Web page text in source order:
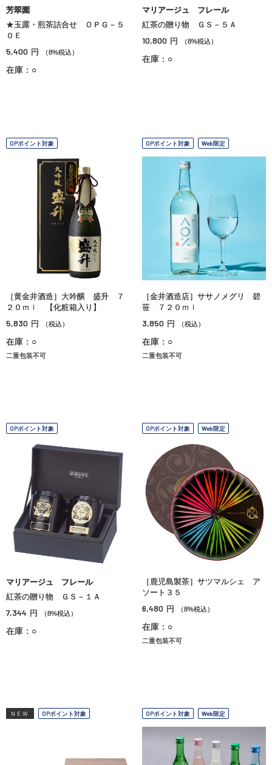
芳翠園
★玉露・煎茶詰合せ ＯＰＧ－５
０Ｅ
5,400 円 （8%税込）
在庫：○
マリアージュ フレール
紅茶の贈り物 ＧＳ－５Ａ
10,800 円 （8%税込）
在庫：○
OPポイント対象
［黄金井酒造］大吟醸 盛升 ７
２０ｍｌ 【化粧箱入り】
5,830 円 （税込）
在庫：○
二重包装不可
OPポイント対象 Web限定
［金井酒造店］ササノメグリ 碧
笹 ７２０ｍｌ
3,850 円 （税込）
在庫：○
二重包装不可
OPポイント対象
マリアージュ フレール
紅茶の贈り物 ＧＳ－１Ａ
7,344 円 （8%税込）
在庫：○
OPポイント対象 Web限定
［鹿児島製茶］サツマルシェ ア
ソート３５
6,480 円 （8%税込）
在庫：○
二重包装不可
NEW OPポイント対象 OPポイント対象 Web限定